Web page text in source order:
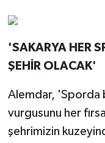
'SAKARYA HER
ŞEHİR OLACAK'
Alemdar, 'Sporda
vurgusunu her
şehrimizin